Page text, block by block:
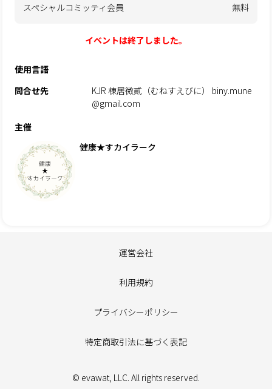
スペシャルコミッティ会員 無料
イベントは終了しました。
使用言語
問合せ先
KJR 棟居微貳（むねすえびに） biny.mune
@gmail.com
主催
健康★すカイラーク
運営会社
利用規約
プライバシーポリシー
特定商取引法に基づく表記
© evawat, LLC. All rights reserved.